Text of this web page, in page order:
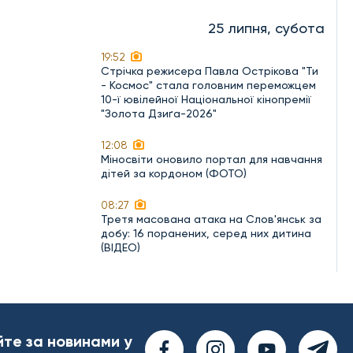
25 липня, субота
19:52
Стрічка режисера Павла Острікова "Ти
- Космос" стала головним переможцем
10-ї ювілейної Національної кінопремії
"Золота Дзиґа-2026"
12:08
Міносвіти оновило портал для навчання
дітей за кордоном (ФОТО)
08:27
Третя масована атака на Слов'янськ за
добу: 16 поранених, серед них дитина
(ВІДЕО)
за новинами у